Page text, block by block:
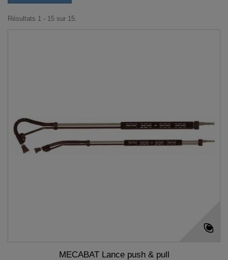
Résultats 1 - 15 sur 15.
MECABAT Lance push & pull